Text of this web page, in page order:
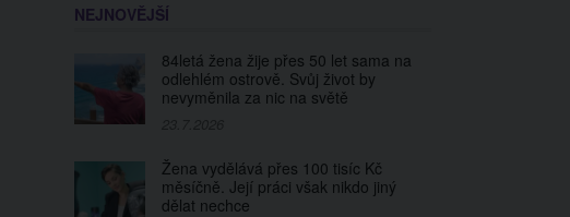
NEJNOVĚJŠÍ
84letá žena žije přes 50 let sama na
odlehlém ostrově. Svůj život by
nevyměnila za nic na světě
Žena vydělává přes 100 tisíc Kč
měsíčně. Její práci však nikdo jiný
dělat nechce